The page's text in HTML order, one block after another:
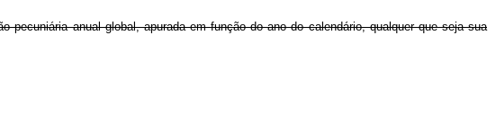
anual global, apurada em função do ano do calendário, qualquer que seja sua